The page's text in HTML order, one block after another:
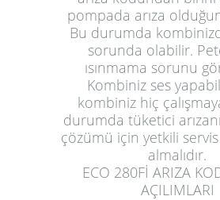
pompada arıza
Bu durumda
sorunda olabilir.
ısınmama sorunu
Kombiniz ses
kombiniz hiç
durumda tüketici
çözümü için yetkili
almalıdır.
ECO 280Fİ ARIZA
AÇILIMLARI